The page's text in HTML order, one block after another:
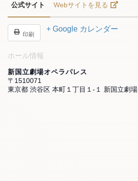
公式サイト Webサイトを見る
印刷
+ Google カレンダー
ホール情報
新国立劇場オペラパレス
〒1510071
東京都 渋谷区 本町１丁目１-１ 新国立劇場